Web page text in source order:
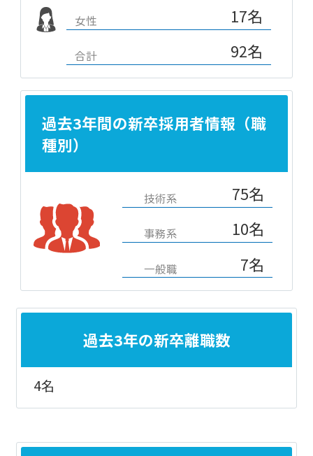
女性 17名
合計 92名
過去3年間の新卒採用者情報（職
種別）
技術系 75名
事務系 10名
一般職 7名
過去3年の新卒離職数
4名